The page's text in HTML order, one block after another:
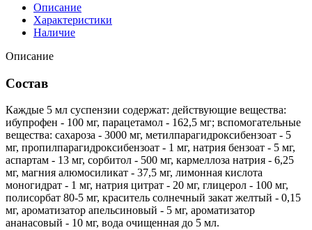
Описание
Характеристики
Наличие
Описание
Состав
Каждые 5 мл суспензии содержат: действующие вещества:
ибупрофен - 100 мг, парацетамол - 162,5 мг; вспомогательные
вещества: сахароза - 3000 мг, метилпарагидроксибензоат - 5
мг, пропилпарагидроксибензоат - 1 мг, натрия бензоат - 5 мг,
аспартам - 13 мг, сорбитол - 500 мг, кармеллоза натрия - 6,25
мг, магния алюмосиликат - 37,5 мг, лимонная кислота
моногидрат - 1 мг, натрия цитрат - 20 мг, глицерол - 100 мг,
полисорбат 80-5 мг, краситель солнечный закат желтый - 0,15
мг, ароматизатор апельсиновый - 5 мг, ароматизатор
ананасовый - 10 мг, вода очищенная до 5 мл.